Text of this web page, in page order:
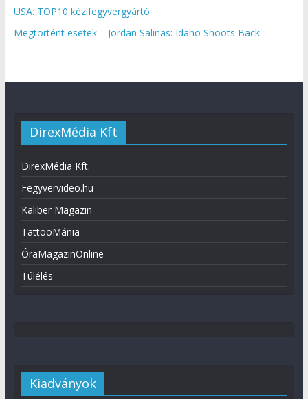
USA: TOP10 kézifegyvergyártó
Megtörtént esetek – Jordan Salinas: Idaho Shoots Back
DirexMédia Kft
DirexMédia Kft.
Fegyvervideo.hu
Kaliber Magazin
TattooMánia
ÓraMagazinOnline
Túlélés
Kiadványok